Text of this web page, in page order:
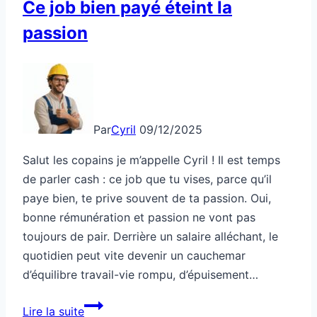
Ce job bien payé éteint la
passion
ParCyril 09/12/2025
Salut les copains je m’appelle Cyril ! Il est temps
de parler cash : ce job que tu vises, parce qu’il
paye bien, te prive souvent de ta passion. Oui,
bonne rémunération et passion ne vont pas
toujours de pair. Derrière un salaire alléchant, le
quotidien peut vite devenir un cauchemar
d’équilibre travail-vie rompu, d’épuisement…
Lire la suiteCe